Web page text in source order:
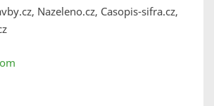
Nazeleno.cz, Casopis-sifra.cz,